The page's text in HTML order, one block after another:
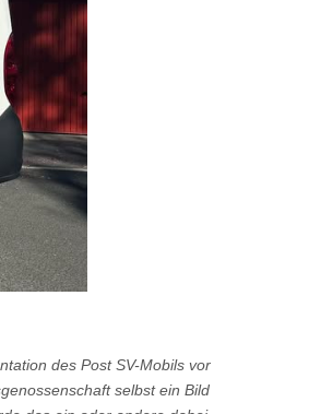
des Post SV-Mobils vor
selbst ein Bild